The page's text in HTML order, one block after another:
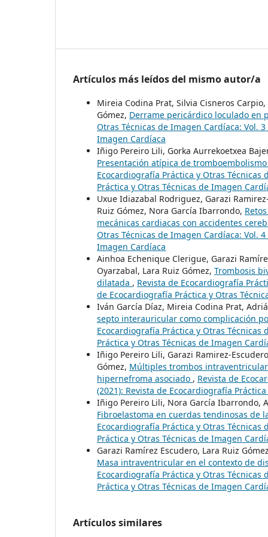
Artículos más leídos del mismo autor/a
Mireia Codina Prat, Silvia Cisneros
Gómez, Derrame pericárdico loculado en
Otras Técnicas de Imagen Cardíaca: Vol.
Imagen Cardíaca
Iñigo Pereiro Lili, Gorka Aurrekoetxea
Presentación atípica de
Ecocardiografía Práctica y Otras Técnicas
Práctica y Otras Técnicas de Imagen
Uxue Idiazabal Rodriguez, Garazi
Ruiz Gómez, Nora García Ibarrondo,
mecánicas cardiacas con accidentes
Otras Técnicas de Imagen Cardíaca: Vol.
Imagen Cardíaca
Ainhoa Echenique Clerigue, Garazi
Oyarzabal, Lara Ruiz Gómez, Trombosis
dilatada , Revista de Ecocardiografía
de Ecocardiografía Práctica y Otras
Iván García Díaz, Mireia Codina Prat,
septo interauricular como complicación
Ecocardiografía Práctica y Otras Técnicas
Práctica y Otras Técnicas de Imagen
Iñigo Pereiro Lili, Garazi Ramirez-
Gómez, Múltiples trombos
hipernefroma asociado , Revista de
(2021): Revista de Ecocardiografía
Iñigo Pereiro Lili, Nora García Ibarrondo,
Fibroelastoma en cuerdas tendinosas de
Ecocardiografía Práctica y Otras Técnicas
Práctica y Otras Técnicas de Imagen
Garazi Ramírez Escudero, Lara Ruiz
Masa intraventricular en el contexto de
Ecocardiografía Práctica y Otras Técnicas
Práctica y Otras Técnicas de Imagen
Artículos similares